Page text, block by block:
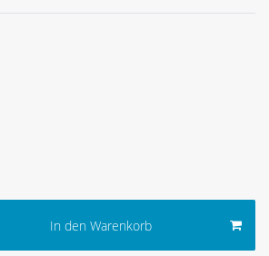
In den Warenkorb